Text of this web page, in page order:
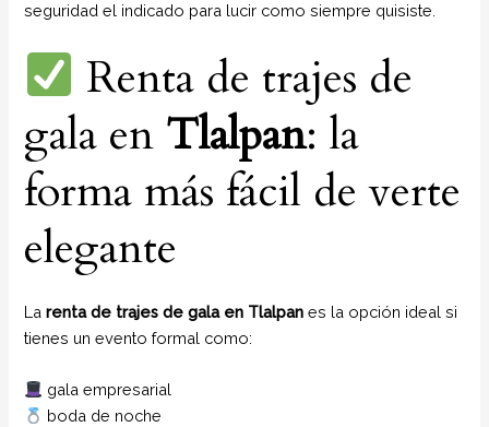
seguridad el indicado para lucir como siempre quisiste.
Renta de trajes de
gala en Tlalpan: la
forma más fácil de verte
elegante
Larenta de trajes de gala en Tlalpan es la opción ideal si
tienes un evento formal como:
gala empresarial
boda de noche